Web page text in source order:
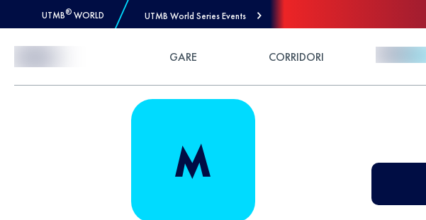
UTMB® WORLD UTMB World Series Events
GARE CORRIDORI